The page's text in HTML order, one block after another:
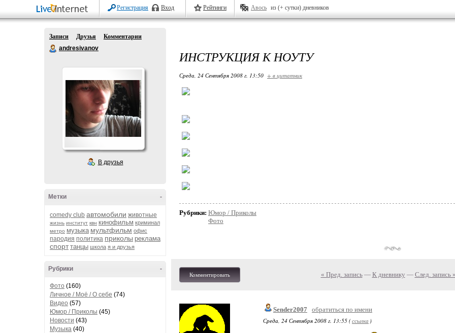
Регистрация Вход Рейтинги Авось из (+ сутки) дневников
Записи Друзья
Комментарии
andresivanov
В друзья
-
Метки
comedy club автомобили животные
жизнь институт квн кинофильм криминал
метро музыка мультфильм офис
пародия политика приколы реклама
спорт танцы школа я и друзья
-
Рубрики
Фото (160)
Личное / Моё / О себе (74)
Видео (57)
Юмор / Приколы (45)
Новости (43)
Музыка (40)
ИНСТРУКЦИЯ К НОУТУ
Среда, 24 Сентября 2008 г. 13:50 + в цитатник
Рубрики: Юмор / Приколы
Фото
Комментировать « Пред. запись— К дневнику — След. запись »
Sender2007
обратиться по имени
Среда, 24 Сентября 2008 г. 13:55 (ссылка )